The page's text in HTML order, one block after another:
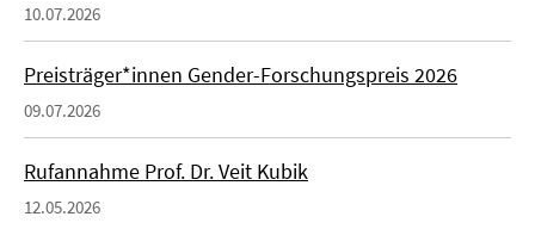
10.07.2026
Preisträger*innen Gender-Forschungspreis 2026
09.07.2026
Rufannahme Prof. Dr. Veit Kubik
12.05.2026